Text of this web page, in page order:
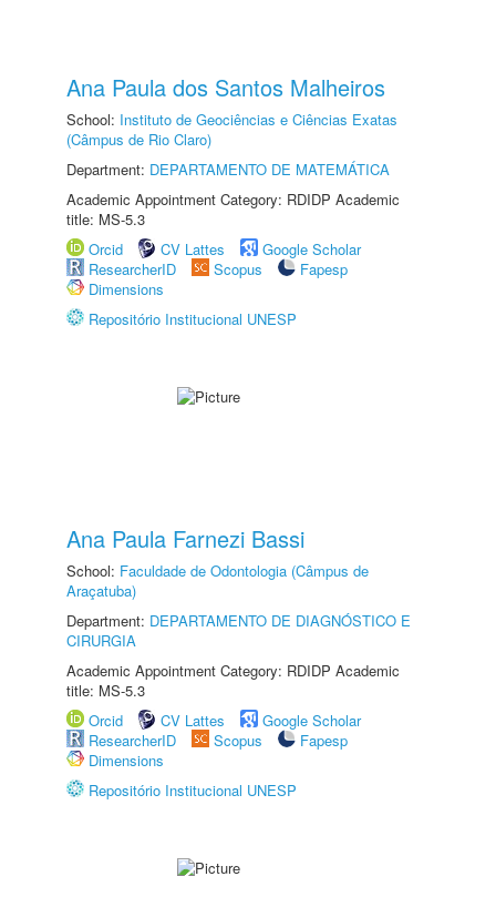
Ana Paula dos Santos Malheiros
School: Instituto de Geociências e Ciências Exatas
(Câmpus de Rio Claro)
Department: DEPARTAMENTO DE MATEMÁTICA
Academic Appointment Category: RDIDP Academic
title: MS-5.3
Orcid
CV Lattes
Google Scholar
ResearcherID
Scopus
Fapesp
Dimensions
Repositório Institucional UNESP
Ana Paula Farnezi Bassi
School: Faculdade de Odontologia (Câmpus de
Araçatuba)
Department: DEPARTAMENTO DE DIAGNÓSTICO E
CIRURGIA
Academic Appointment Category: RDIDP Academic
title: MS-5.3
Orcid
CV Lattes
Google Scholar
ResearcherID
Scopus
Fapesp
Dimensions
Repositório Institucional UNESP